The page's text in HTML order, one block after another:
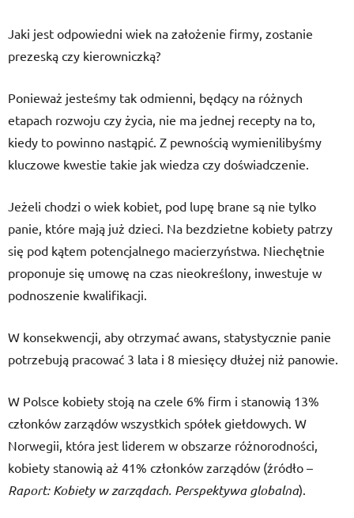
Jaki jest odpowiedni wiek na założenie firmy, zostanie
prezeską czy kierowniczką?
Ponieważ jesteśmy tak odmienni, będący na różnych
etapach rozwoju czy życia, nie ma jednej recepty na to,
kiedy to powinno nastąpić. Z pewnością wymienilibyśmy
kluczowe kwestie takie jak wiedza czy doświadczenie.
Jeżeli chodzi o wiek kobiet, pod lupę brane są nie tylko
panie, które mają już dzieci. Na bezdzietne kobiety patrzy
się pod kątem potencjalnego macierzyństwa. Niechętnie
proponuje się umowę na czas nieokreślony, inwestuje w
podnoszenie kwalifikacji.
W konsekwencji, aby otrzymać awans, statystycznie panie
potrzebują pracować 3 lata i 8 miesięcy dłużej niż panowie.
W Polsce kobiety stoją na czele 6% firm i stanowią 13%
członków zarządów wszystkich spółek giełdowych. W
Norwegii, która jest liderem w obszarze różnorodności,
kobiety stanowią aż 41% członków zarządów (źródło –
Raport: Kobiety w zarządach. Perspektywa globalna).